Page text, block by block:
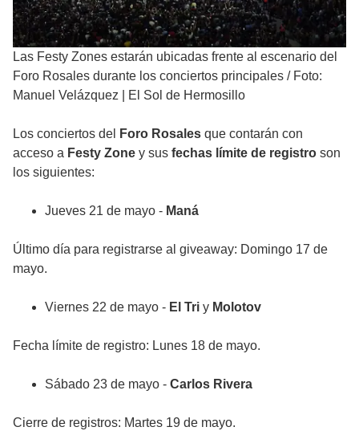
Las Festy Zones estarán ubicadas frente al escenario del
Foro Rosales durante los conciertos principales / Foto:
Manuel Velázquez | El Sol de Hermosillo
Los conciertos del Foro Rosales que contarán con
acceso a Festy Zone y sus fechas límite de registro son
los siguientes:
Jueves 21 de mayo - Maná
Último día para registrarse al giveaway: Domingo 17 de
mayo.
Viernes 22 de mayo - El Tri y Molotov
Fecha límite de registro: Lunes 18 de mayo.
Sábado 23 de mayo - Carlos Rivera
Cierre de registros: Martes 19 de mayo.